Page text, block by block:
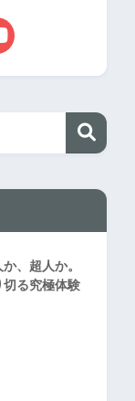
、超人か。
る究極体験